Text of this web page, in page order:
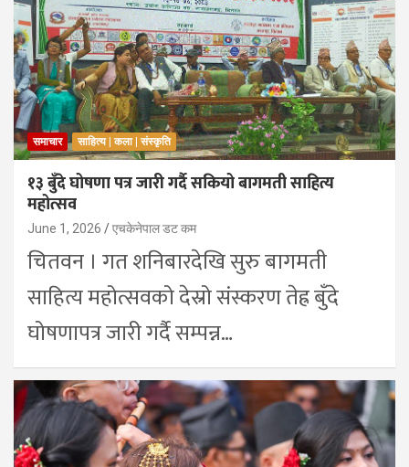
समाचार साहित्य | कला | संस्कृति
१३ बुँदे घोषणा पत्र जारी गर्दै सकियो बागमती साहित्य
महोत्सव
June 1, 2026 एचकेनेपाल डट कम
चितवन । गत शनिबारदेखि सुरु बागमती
साहित्य महोत्सवको देस्रो संस्करण तेह्र बुँदे
घोषणापत्र जारी गर्दै सम्पन्न…